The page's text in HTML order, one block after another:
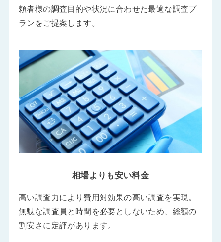
頼者様の調査目的や状況に合わせた最適な調査プ
ランをご提案します。
相場よりも安い料金
高い調査力により費用対効果の高い調査を実現。
無駄な調査員と時間を必要としないため、総額の
割安さに定評があります。